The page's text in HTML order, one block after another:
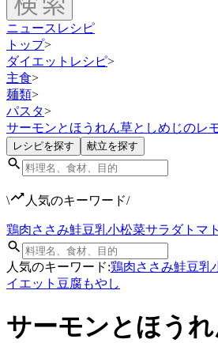
ニュース レシピ
トップ>
ダイエットレシピ>
主食>
麺類>
パスタ>
サーモンとほうれん草としめじのレ
レシピを探す 献立を探す
\ 人気のキーワード/
鶏肉ささみ鮭豆乳小松菜サラダトマト
人気のキーワード:鶏肉ささみ鮭豆乳
イエット 豆腐もやし
サーモンとほう